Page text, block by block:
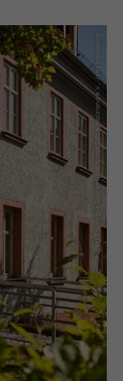
(c) Thüringer Tourismusverband Saale-Holzland e.V., Jens Hauspurg